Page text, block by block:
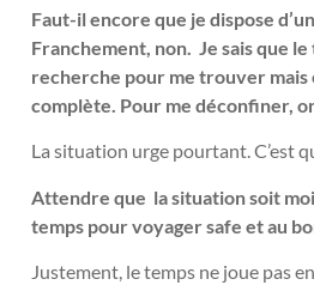
Faut-il encore que je dispose
Franchement, non. Je sais que
recherche pour me trouver mais
complète. Pour me déconfiner,
La situation urge pourtant. C’est
Attendre que la situation soit
temps pour voyager safe et au
Justement, le temps ne joue pas